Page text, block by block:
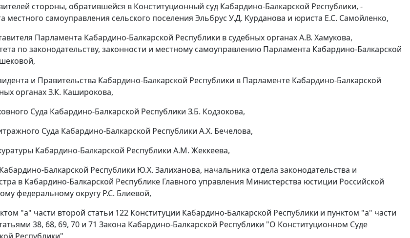
стороны, обратившейся в Конституционный суд Кабардино-Балкарской Республики, -
местного самоуправления сельского поселения Эльбрус У.Д. Курданова и юриста Е.С. Самойленко,
Парламента Кабардино-Балкарской Республики в судебных органах А.В. Хамукова,
по законодательству, законности и местному самоуправлению Парламента Кабардино-Балкарской
и Правительства Кабардино-Балкарской Республики в Парламенте Кабардино-Балкарской
органах З.К. Каширокова,
Суда Кабардино-Балкарской Республики З.Б. Кодзокова,
Суда Кабардино-Балкарской Республики А.Х. Бечелова,
Кабардино-Балкарской Республики А.М. Жеккеева,
Балкарской Республики Ю.Х. Залиханова, начальника отдела законодательства и
в Кабардино-Балкарской Республике Главного управления Министерства юстиции Российской
федеральному округу Р.С. Блиевой,
"а" части второй статьи 122 Конституции Кабардино-Балкарской Республики и пунктом "а" части
38, 68, 69, 70 и 71 Закона Кабардино-Балкарской Республики "О Конституционном Суде